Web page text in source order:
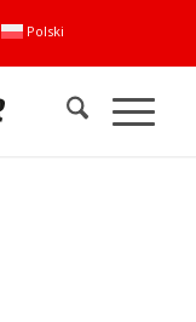
Polski